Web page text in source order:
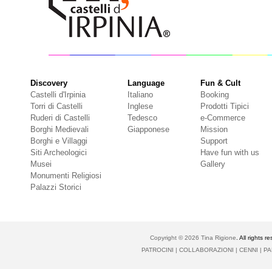
Discovery
Castelli d'Irpinia
Torri di Castelli
Ruderi di Castelli
Borghi Medievali
Borghi e Villaggi
Siti Archeologici
Musei
Monumenti Religiosi
Palazzi Storici
Language
Italiano
Inglese
Tedesco
Giapponese
Fun & Cult
Booking
Prodotti Tipici
e-Commerce
Mission
Support
Have fun with us
Gallery
Copyright © 2026 Tina Rigione . All rights
PATROCINI | COLLABORAZIONI | CENNI |